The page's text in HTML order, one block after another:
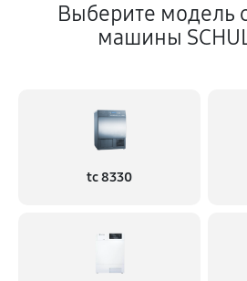
Выберите модель
машины
tc 8330